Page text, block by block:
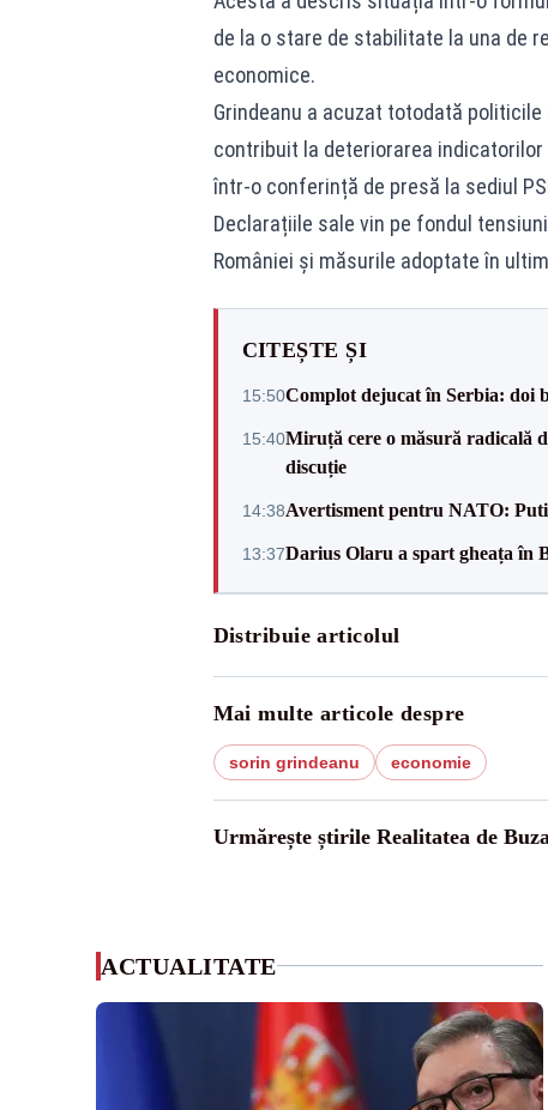
de la o stare de stabilitate la una de
economice.
Grindeanu a acuzat totodată
contribuit la deteriorarea
într-o conferință de presă la sediul
Declarațiile sale vin pe fondul
României și măsurile adoptate în
CITEȘTE ȘI
15:50Complot dejucat în Serbia: doi
15:40Miruță cere o măsură radicală
discuție
14:38Avertisment pentru NATO:
13:37Darius Olaru a spart gheața în
Distribuie articolul
Mai multe articole despre
sorin grindeanu economie
Urmărește știrile Realitatea de
ACTUALITATE